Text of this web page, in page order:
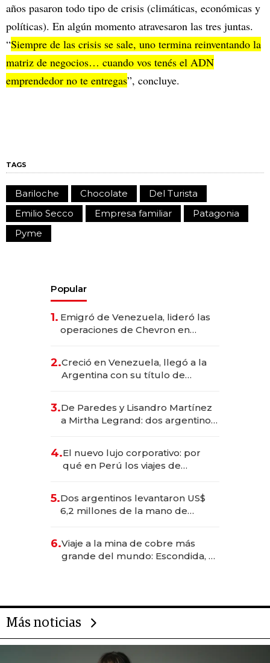
años pasaron todo tipo de crisis (climáticas, económicas y
políticas). En algún momento atravesaron las tres juntas.
“Siempre de las crisis se sale, uno termina reinventando la
matriz de negocios… cuando vos tenés el ADN
emprendedor no te entregas”, concluye.
TAGS
Bariloche Chocolate
Del Turista
Emilio Secco
Empresa familiar
Patagonia
Pyme
Popular
1. Emigró de Venezuela, lideró las
operaciones de Chevron en
2.Creció en Venezuela, llegó a la
Argentina con su título de
las marcas "fast premium"
3.De Paredes y Lisandro Martínez
a Mirtha Legrand: dos argentinos
4.El nuevo lujo corporativo: por
qué en Perú los viajes de
para convertirse en experiencias
transformadoras
5.Dos argentinos levantaron US$
6,2 millones de la mano de
6.Viaje a la mina de cobre más
grande del mundo: Escondida, el
Más noticias